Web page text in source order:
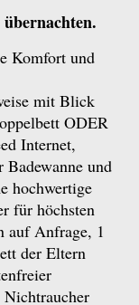
Komfort und
mit Blick
ODER
Internet,
Badewanne und
hochwertige
für höchsten
auf Anfrage, 1
der Eltern